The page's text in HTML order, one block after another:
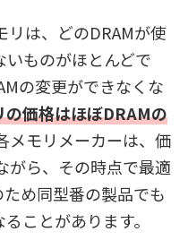
リは、どのDRAMが使
ものがほとんどで
の変更ができなくな
の価格はほぼDRAMの
メモリメーカーは、価
がら、その時点で最適
め同型番の製品でも
ことがあります。